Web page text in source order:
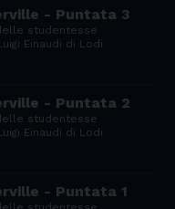
- Puntata 3
studentesse
Einaudi di Lodi
- Puntata 2
studentesse
Einaudi di Lodi
- Puntata 1